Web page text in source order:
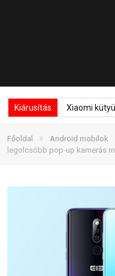
Kiárusítás Xiaomi
Főoldal » Android mobilok
legolcsóbb pop-up kamerás